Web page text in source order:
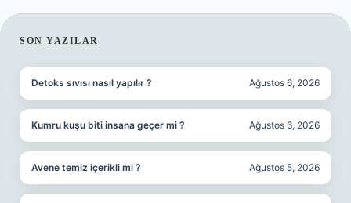
SIDEBAR
SON YAZILAR
Detoks sıvısı nasıl yapılır ? Ağustos 6, 2026
Kumru kuşu biti insana geçer mi ? Ağustos 6, 2026
Avene temiz içerikli mi ? Ağustos 5, 2026